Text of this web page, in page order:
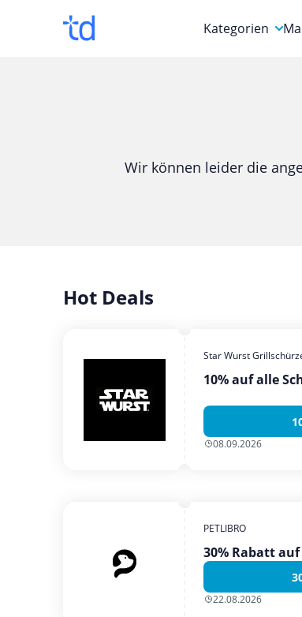
Kategorien
Computer &
Wir können leider die
Hot Deals
Star Wurst
10% auf alle
08.09.2026
PETLIBRO
30% Rabatt
22.08.2026